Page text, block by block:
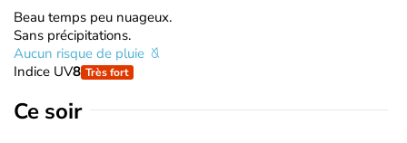
Beau temps peu nuageux.
Sans précipitations.
Aucun risque de pluie
Indice UV8 Très fort
Ce soir